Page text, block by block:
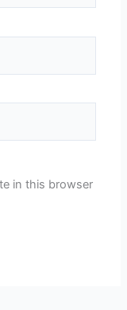
in this browser